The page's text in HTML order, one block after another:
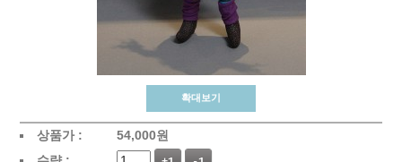
확대보기
상품가 : 54,000원